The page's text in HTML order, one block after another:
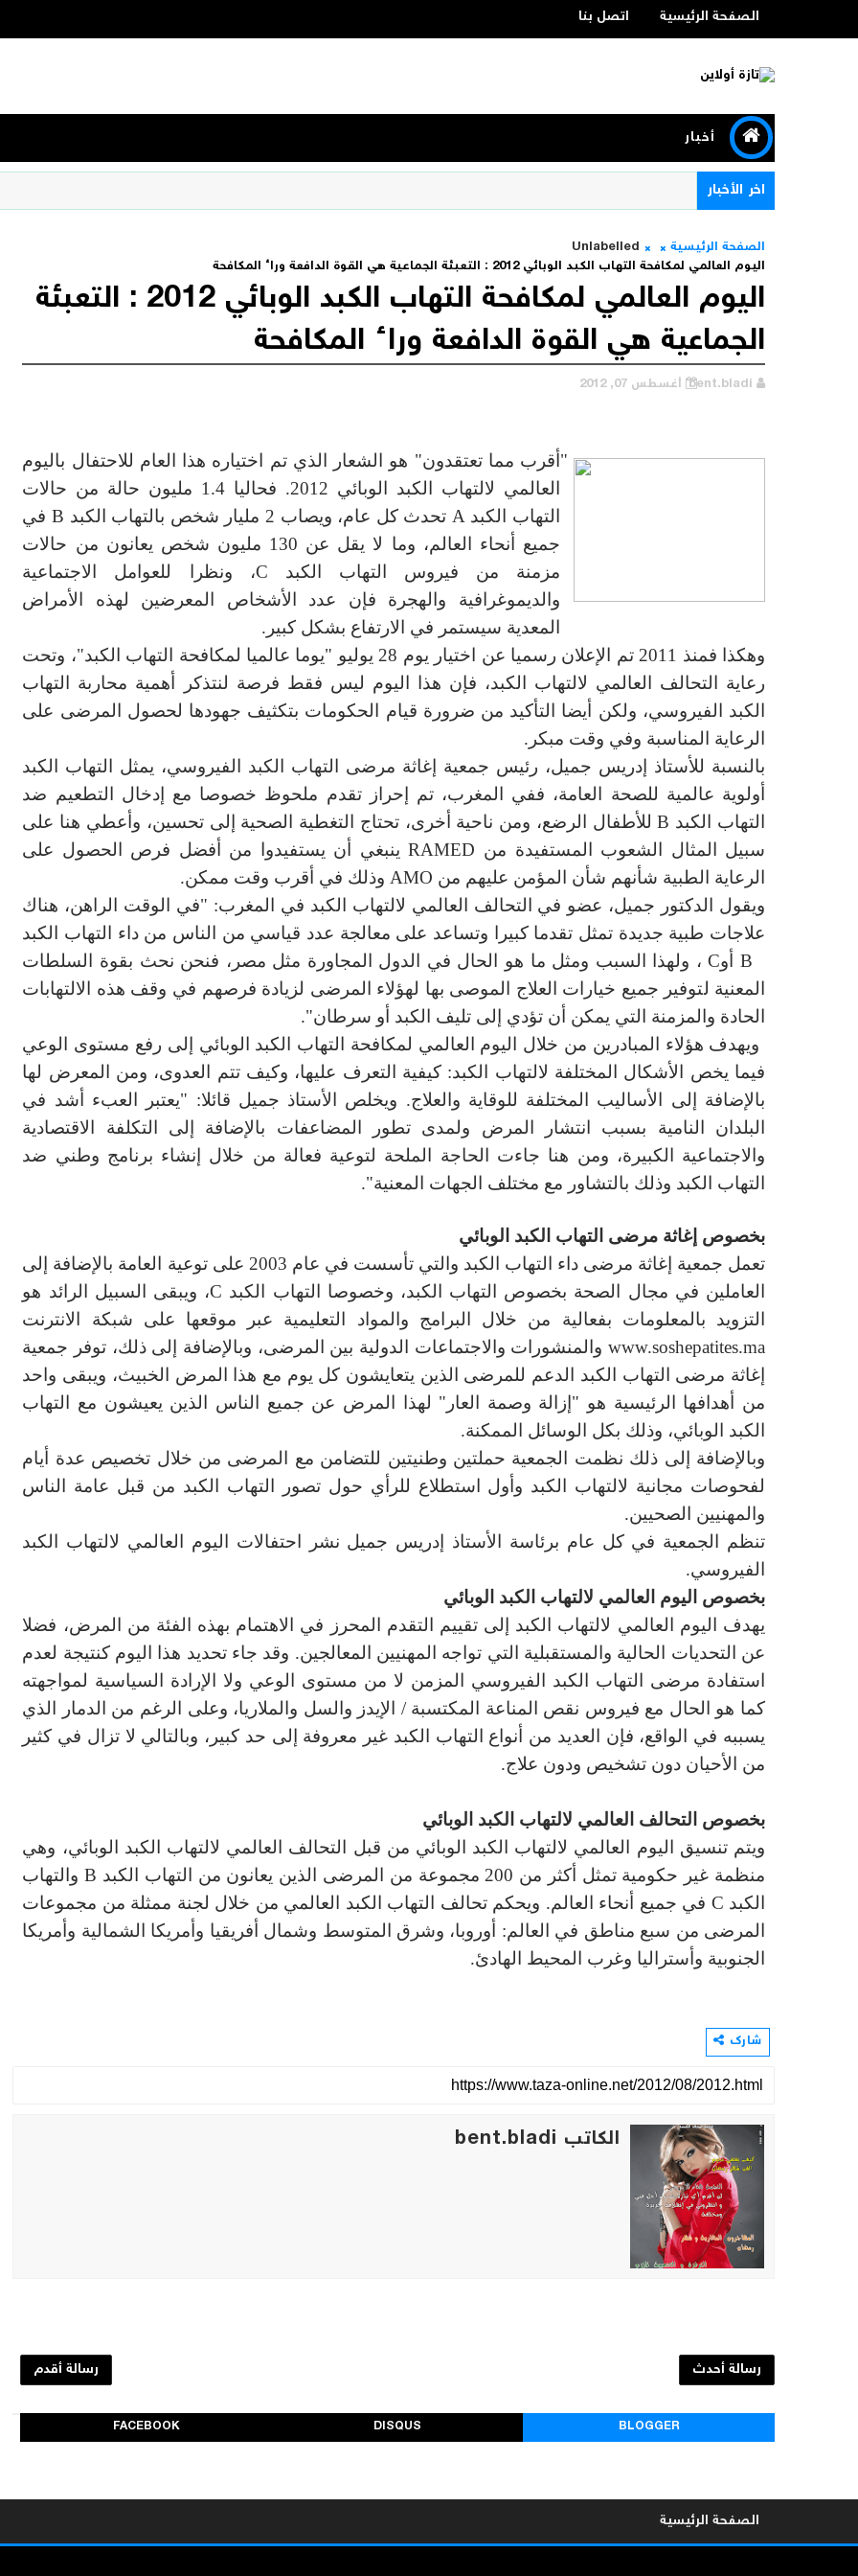
الصفحة الرئيسية اتصل بنا
أخبار
اخر الأخبار
الصفحة الرئيسية
Unlabelled
اليوم العالمي لمكافحة التهاب الكبد الوبائي 2012 : التعبئة الجماعية هي القوة الدافعة وراء المكافحة
اليوم العالمي لمكافحة التهاب الكبد الوبائي 2012 : التعبئة
الجماعية هي القوة الدافعة وراء المكافحة
bent.bladi أغسطس 07, 2012
· "أقرب مما تعتقدون" هو الشعار الذي تم اختياره هذا العام للاحتفال باليوم
العالمي لالتهاب الكبد الوبائي 2012. فحاليا 1.4 مليون حالة من حالات
التهاب الكبد A تحدث كل عام، ويصاب 2 مليار شخص بالتهاب الكبد B في
جميع أنحاء العالم، وما لا يقل عن 130 مليون شخص يعانون من حالات
مزمنة من فيروس التهاب الكبد C، ونظرا للعوامل الاجتماعية
والديموغرافية والهجرة فإن عدد الأشخاص المعرضين لهذه الأمراض
المعدية سيستمر في الارتفاع بشكل كبير.
وهكذا فمنذ 2011 تم الإعلان رسميا عن اختيار يوم 28 يوليو "يوما عالميا لمكافحة التهاب الكبد"، وتحت
رعاية التحالف العالمي لالتهاب الكبد، فإن هذا اليوم ليس فقط فرصة لنتذكر أهمية محاربة التهاب
الكبد الفيروسي، ولكن أيضا التأكيد من ضرورة قيام الحكومات بتكثيف جهودها لحصول المرضى على
الرعاية المناسبة وفي وقت مبكر.
بالنسبة للأستاذ إدريس جميل، رئيس جمعية إغاثة مرضى التهاب الكبد الفيروسي، يمثل
التهاب الكبد
أولوية عالمية للصحة العامة، ففي المغرب،تم إحراز تقدم ملحوظ خصوصا مع
إدخال التطعيم ضد
التهاب الكبد B للأطفال الرضع، ومن ناحية أخرى، تحتاج التغطية الصحية إلى تحسين، و أعطي هنا على
سبيل المثال الشعوب المستفيدة من RAMED ينبغي أن يستفيدوا من أفضل فرص الحصول على
الرعاية
الطبية شأنهم شأن المؤمن عليهم من AMO وذلك في أقرب وقت ممكن.
ويقول الدكتور
جميل، عضو في التحالف العالمي لالتهاب الكبد في المغرب: "في الوقت الراهن، هناك
علاجات طبية جديدة تمثل تقدما كبيرا وتساعد على معالجة عدد قياسي من الناس من داء
التهاب الكبد
B
أوC ، ولهذا السبب ومثل ما هو الحال في الدول المجاورة مثل مصر ، فنحن نحث بقوة
السلطات
المعنية لتوفير جميع خيارات العلاج الموصى بها لهؤلاء المرضى لزيادة فرصهم في وقف هذه
الالتهابات
الحادة والمزمنة
التي يمكن أن تؤدي إلى تليف الكبد أو سرطان"
.
ويهدف هؤلاء المبادرين من خلال
اليوم العالمي لمكافحة التهاب الكبد الوبائي إلى رفع مستوى الوعي
فيما يخص الأشكال المختلفة لالتهاب الكبد: كيفية التعرف عليها، وكيف تتم العدوى، ومن المعرض لها
بالإضافة إلى الأساليب المختلفة للوقاية والعلاج. ويخلص الأستاذ جميل قائلا: "يعتبر العبء أشد في
البلدان النامية
بسبب انتشار المرض ولمدى تطور لمضاعفات بالإضافة إلى التكلفة
الاقتصادية
و الاجتماعية الكبيرة، ومن هنا جاءت الحاجة الملحة لتوعية فعالة من خلال إنشاء برنامج وطني ضد
التهاب الكبد وذلك بالتشاور مع مختلف الجهات المعنية"
.
بخصوص إغاثة مرضى التهاب الكبد الوبائي
تعمل جمعية إغاثة مرضى داء التهاب الكبد والتي تأسست في عام 2003 على توعية العامة بالإضافة إلى
العاملين في مجال الصحة بخصوص التهاب الكبد، وخصوصا التهاب الكبد C، ويبقى السبيل الرائد هو
التزويد بالمعلومات بفعالية من خلال البرامج والمواد التعليمية عبر موقعها على شبكة الانترنت
www.soshepatites.ma والمنشورات والاجتماعات الدولية بين المرضى، وبالإضافة إلى ذلك، توفر جمعية
إغاثة مرضى التهاب الكبد الدعم للمرضى الذين يتعايشون كل يوم مع هذا المرض الخبيث، ويبقى واحد
من أهدافها الرئيسية هو "إزالة وصمة العار" لهذا المرض عن جميع الناس الذين يعيشون مع التهاب
الكبد الوبائي، وذلك بكل الوسائل الممكنة.
وبالإضافة إلى ذلك نظمت الجمعية حملتين وطنيتين للتضامن مع المرضى من خلال تخصيص عدة أيام
لفحوصات مجانية لالتهاب الكبد وأول استطلاع للرأي حول تصور التهاب الكبد من قبل عامة الناس
والمهنيين الصحيين.
تنظم الجمعية في كل عام برئاسة الأستاذ إدريس جميل نشر احتفالات اليوم العالمي لالتهاب الكبد
الفيروسي.
بخصوص اليوم العالمي لالتهاب الكبد الوبائي
يهدف اليوم العالمي لالتهاب الكبد إلى تقييم التقدم المحرز في الاهتمام بهذه الفئة من المرض، فضلا
عن التحديات الحالية والمستقبلية التي تواجه المهنيين المعالجين. وقد جاء تحديد هذا اليوم كنتيجة لعدم
استفادة مرضى التهاب الكبد الفيروسي المزمن لا من مستوى الوعي ولا الإرادة السياسية لمواجهته
كما هو الحال مع فيروس نقص المناعة المكتسبة / الإيدز والسل والملاريا، وعلى الرغم من الدمار الذي
يسببه في الواقع، فإن العديد من أنواع التهاب الكبد غير معروفة إلى حد كبير، وبالتالي لا تزال في كثير
من الأحيان دون تشخيص ودون علاج.
بخصوص التحالف العالمي لالتهاب الكبد الوبائي
ويتم تنسيق اليوم العالمي لالتهاب الكبد الوبائي من قبل التحالف العالمي لالتهاب الكبد الوبائي، وهي
منظمة غير حكومية تمثل أكثر من 200 مجموعة من المرضى الذين يعانون من التهاب الكبد
Bوالتهاب
الكبد C في جميع أنحاء العالم. ويحكم تحالف التهاب الكبد العالمي من خلال لجنة ممثلة من مجموعات
المرضى من سبع مناطق في العالم: أوروبا، وشرق المتوسط وشمال أفريقيا وأمريكا الشمالية وأمريكا
الجنوبية وأستراليا وغرب المحيط الهادئ.
شارك
الكاتب bent.bladi
رسالة أحدث رسالة أقدم
BLOGGER
DISQUS
FACEBOOK
الصفحة الرئيسية